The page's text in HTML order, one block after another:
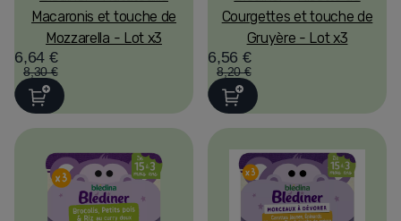
Macaronis et touche de
Mozzarella - Lot x3
6,64 €
8,30 €
Courgettes et touche de
Gruyère - Lot x3
6,56 €
8,20 €